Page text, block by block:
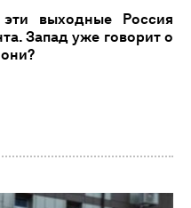
выходные Россия
Запад уже говорит о